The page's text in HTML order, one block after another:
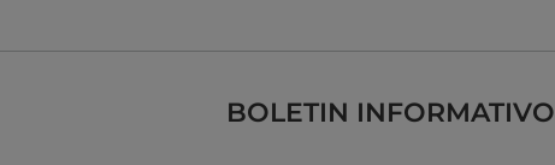
BOLETIN INFORMATIVO